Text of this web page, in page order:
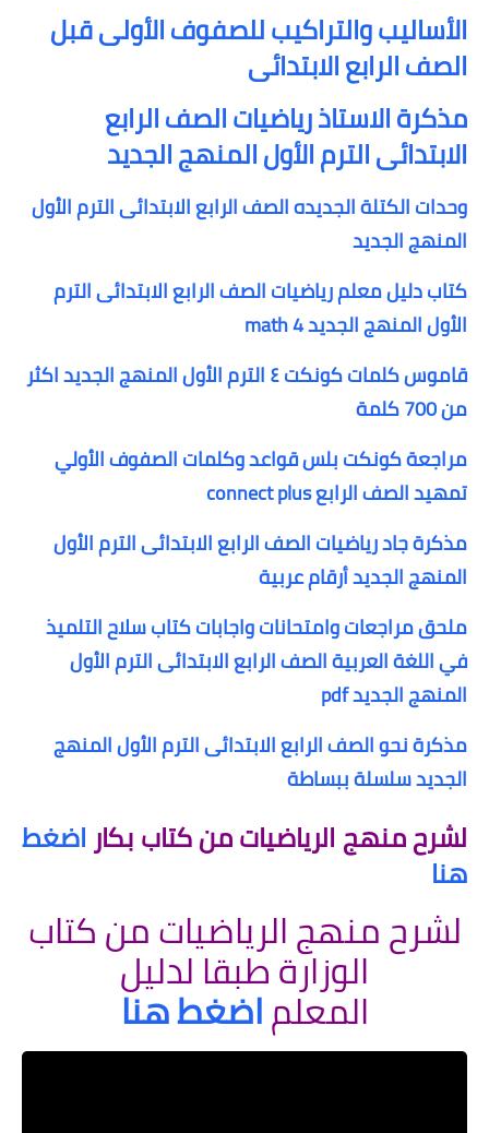
الأساليب والتراكيب للصفوف الأولى قبل
الصف الرابع الابتدائى
مذكرة الاستاذ رياضيات الصف الرابع
الابتدائى الترم الأول المنهج الجديد
وحدات الكتلة الجديده الصف الرابع الابتدائى الترم الأول
المنهج الجديد
كتاب دليل معلم رياضيات الصف الرابع الابتدائى الترم
الأول المنهج الجديد math 4
قاموس كلمات كونكت ٤ الترم الأول المنهج الجديد اكثر
من 700 كلمة
مراجعة كونكت بلس قواعد وكلمات الصفوف الأولي
تمهيد الصف الرابع connect plus
مذكرة جاد رياضيات الصف الرابع الابتدائى الترم الأول
المنهج الجديد أرقام عربية
ملحق مراجعات وامتحانات واجابات كتاب سلاح التلميذ
في اللغة العربية الصف الرابع الابتدائى الترم الأول
المنهج الجديد pdf
مذكرة نحو الصف الرابع الابتدائى الترم الأول المنهج
الجديد سلسلة ببساطة
لشرح منهج الرياضيات من كتاب بكاراضغط
هنا
لشرح منهج الرياضيات من كتاب
الوزارة طبقا لدليل
المعلماضغط هنا